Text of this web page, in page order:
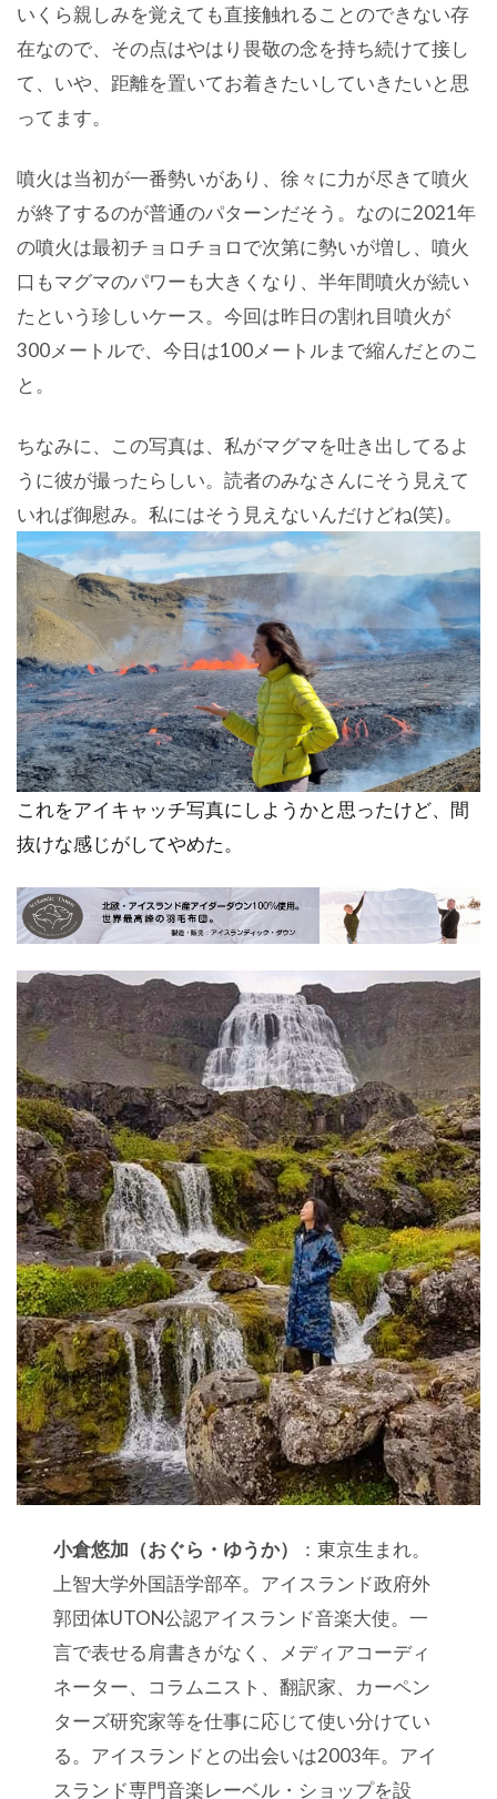
いくら親しみを覚えても直接触れることのできない存
在なので、その点はやはり畏敬の念を持ち続けて接し
て、いや、距離を置いてお着きたいしていきたいと思
ってます。
噴火は当初が一番勢いがあり、徐々に力が尽きて噴火
が終了するのが普通のパターンだそう。なのに2021年
の噴火は最初チョロチョロで次第に勢いが増し、噴火
口もマグマのパワーも大きくなり、半年間噴火が続い
たという珍しいケース。今回は昨日の割れ目噴火が
300メートルで、今日は100メートルまで縮んだとのこ
と。
ちなみに、この写真は、私がマグマを吐き出してるよ
うに彼が撮ったらしい。読者のみなさんにそう見えて
いれば御慰み。私にはそう見えないんだけどね(笑)。
これをアイキャッチ写真にしようかと思ったけど、間
抜けな感じがしてやめた。
小倉悠加（おぐら・ゆうか）
：東京生まれ。
上智大学外国語学部卒。アイスランド政府外
郭団体UTON公認アイスランド音楽大使。一
言で表せる肩書きがなく、メディアコーディ
ネーター、コラムニスト、翻訳家、カーペン
ターズ研究家等を仕事に応じて使い分けてい
る。アイスランドとの出会いは2003年。アイ
スランド専門音楽レーベル・ショップを設